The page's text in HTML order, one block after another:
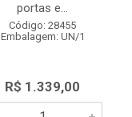
portas e...
Código: 28455
Embalagem: UN/1
R$ 1.339,00